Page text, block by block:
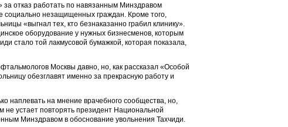
за отказ работать по навязанным Минздравом
социально незащищенных граждан. Кроме того,
«выгнал тех, кто безнаказанно грабил клинику».
оборудование у нужных бизнесменов, которым
стало той лакмусовой бумажкой, которая показала,
Москвы давно, но, как рассказал «Особой
обезглавят именно за прекрасную работу и
наплевать на мнение врачебного сообщества, но,
не устает повторять президент Национальной
Минздравом в обоснование увольнения Тахчиди.